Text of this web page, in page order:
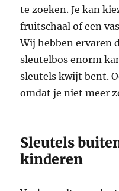
te zoeken. Je kan
fruitschaal of een
Wij hebben ervaren
sleutelbos enorm
sleutels kwijt bent.
omdat je niet meer
Sleutels
kinderen